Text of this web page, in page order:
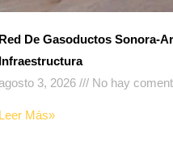
De Gasoductos Sonora-
3, 2026
No hay
Más»